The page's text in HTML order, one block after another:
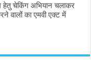
हेतु चेकिंग अभियान चलाकर
वालों का एमवी एक्ट में